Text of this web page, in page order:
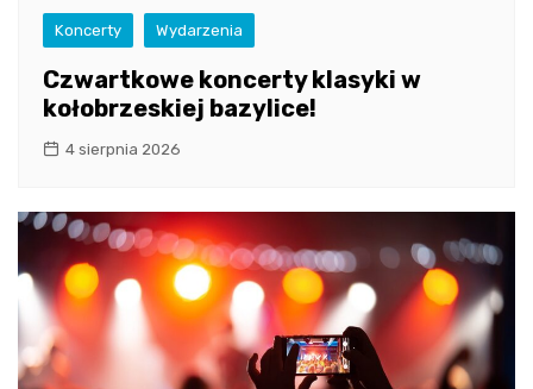
Koncerty Wydarzenia
Czwartkowe koncerty klasyki w
kołobrzeskiej bazylice!
4 sierpnia 2026